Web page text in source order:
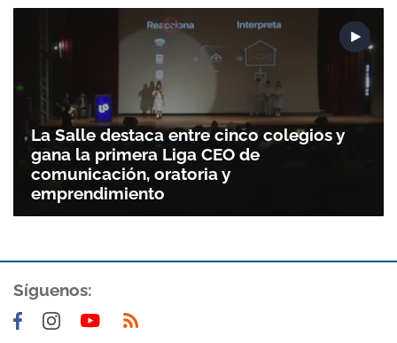
ACEPTAR
La Salle destaca entre cinco colegios y
gana la primera Liga CEO de
comunicación, oratoria y
emprendimiento
Síguenos: